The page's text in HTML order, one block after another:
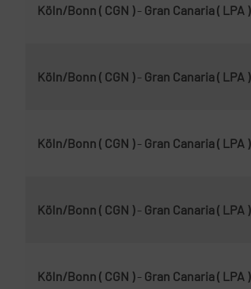
Köln/Bonn ( CGN )- Gran Canaria ( LPA )
Köln/Bonn ( CGN )- Gran Canaria ( LPA )
Köln/Bonn ( CGN )- Gran Canaria ( LPA )
Köln/Bonn ( CGN )- Gran Canaria ( LPA )
Köln/Bonn ( CGN )- Gran Canaria ( LPA )